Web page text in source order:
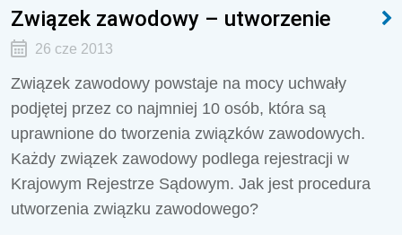
Związek zawodowy – utworzenie
26 cze 2013
Związek zawodowy powstaje na mocy uchwały
podjętej przez co najmniej 10 osób, która są
uprawnione do tworzenia związków zawodowych.
Każdy związek zawodowy podlega rejestracji w
Krajowym Rejestrze Sądowym. Jak jest procedura
utworzenia związku zawodowego?